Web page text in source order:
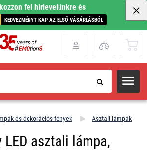
fel hírlevelünkre és
KEDVEZMÉNYT KAP AZ ELSŐ VÁSÁRLÁSBÓL
és dekorációs fények Asztali lámpák
LED asztali lámpa,